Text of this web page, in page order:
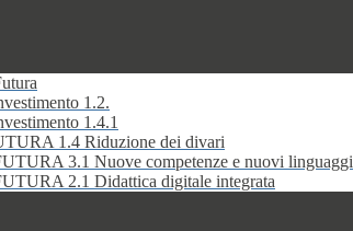
1.2.
1.4.1
1.4 Riduzione dei divari
3.1 Nuove competenze e nuovi linguaggi
2.1 Didattica digitale integrata